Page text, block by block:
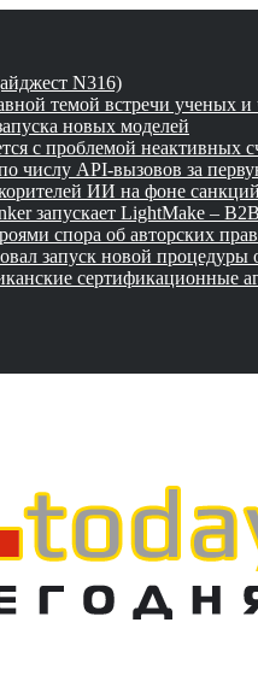
N316)
темой встречи ученых
новых моделей
с проблемой неактивных
числу API-вызовов за
ИИ на фоне санкций
запускает LightMake –
спора об авторских
запуск новой процедуры
сертификационные